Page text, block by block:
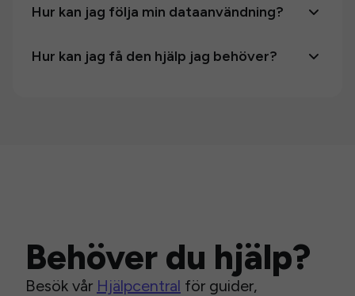
Hur kan jag följa min dataanvändning?
Hur kan jag få den hjälp jag behöver?
Behöver du hjälp?
Besök vår Hjälpcentral för guider,